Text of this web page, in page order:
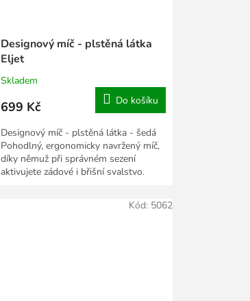
Designový míč - plstěná látka
Eljet
Skladem
699 Kč Do košíku
Designový míč - plstěná látka - šedá
Pohodlný, ergonomicky navržený míč,
díky němuž při správném sezení
aktivujete zádové i břišní svalstvo.
Kód: 5062